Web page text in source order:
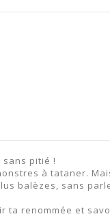
pitié !
à tataner.
balèzes, sans
ta renommée et